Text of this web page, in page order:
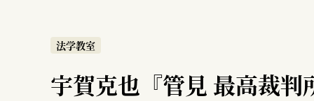
法学教室
宇賀克也『管見 最高裁判